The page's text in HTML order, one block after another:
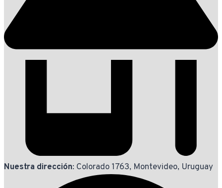
Nuestra dirección: Colorado 1763, Montevideo, Uruguay